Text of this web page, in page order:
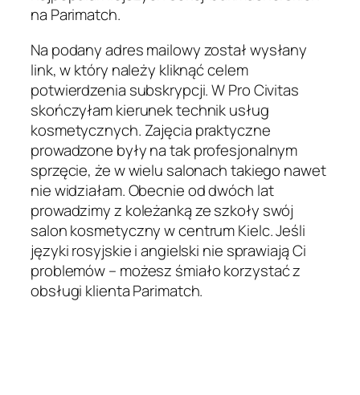
na Parimatch.
Na podany adres mailowy został wysłany
link, w który należy kliknąć celem
potwierdzenia subskrypcji. W Pro Civitas
skończyłam kierunek technik usług
kosmetycznych. Zajęcia praktyczne
prowadzone były na tak profesjonalnym
sprzęcie, że w wielu salonach takiego nawet
nie widziałam. Obecnie od dwóch lat
prowadzimy z koleżanką ze szkoły swój
salon kosmetyczny w centrum Kielc. Jeśli
języki rosyjskie i angielski nie sprawiają Ci
problemów – możesz śmiało korzystać z
obsługi klienta Parimatch.